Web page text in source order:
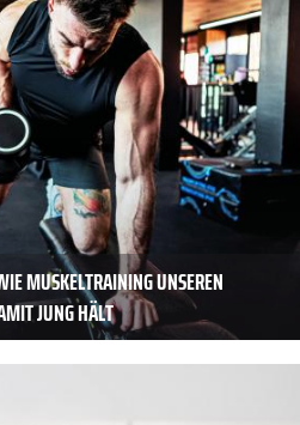
MUSKELTRAINING UNSEREN
JUNG HÄLT